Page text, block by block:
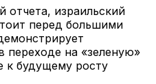
отчета, израильский
перед большими
переходе на «зеленую»
к будущему росту